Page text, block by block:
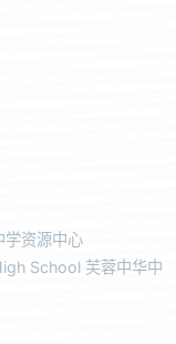
资源中心
School 芙蓉中华中